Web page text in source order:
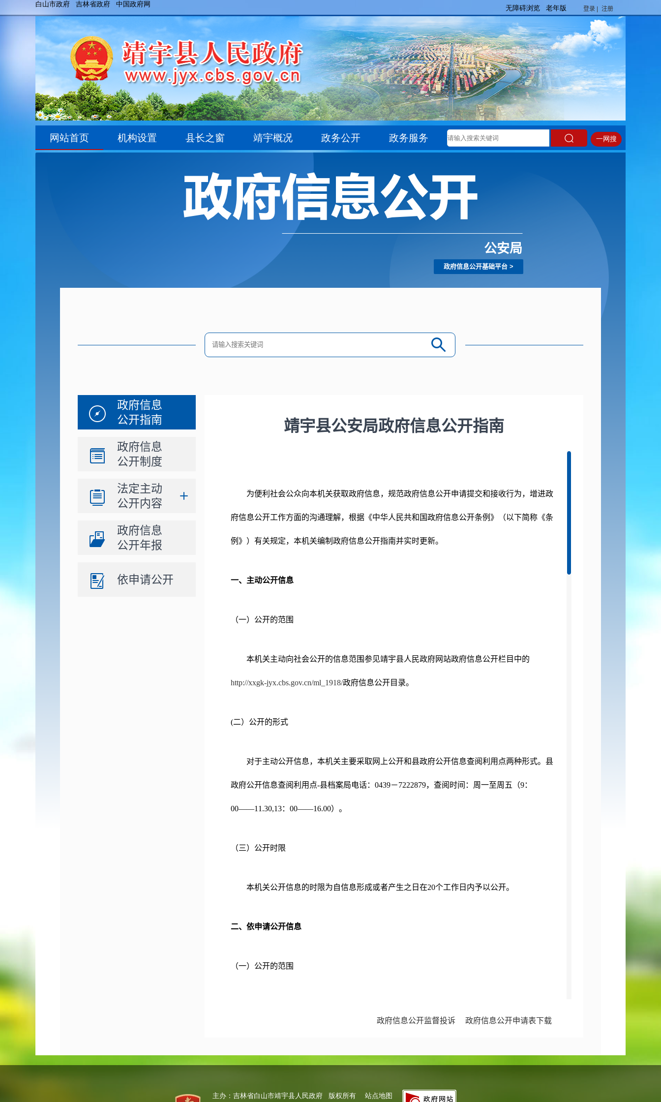
登录 | 注册
公安局
政府信息公开基础平台 >
政府信息
公开指南
政府信息
公开制度
法定主动
公开内容
政府信息
公开年报
依申请公开
靖宇县公安局政府信息公开指南
为便利社会公众向本机关获取政府信息，规范政府信息公开申请提交和接收行为，增进政
府信息公开工作方面的沟通理解，根据《中华人民共和国政府信息公开条例》（以下简称《条
例》）有关规定，本机关编制政府信息公开指南并实时更新。
一、主动公开信息
（一）公开的范围
本机关主动向社会公开的信息范围参见靖宇县人民政府网站政府信息公开栏目中的
http://xxgk-jyx.cbs.gov.cn/ml_1918/政府信息公开目录。
(二）公开的形式
对于主动公开信息，本机关主要采取网上公开和县政府公开信息查阅利用点两种形式。县
政府公开信息查阅利用点-县档案局电话：0439－7222879，查阅时间：周一至周五（9：
00――11.30,13：00――16.00）。
（三）公开时限
本机关公开信息的时限为自信息形成或者产生之日在20个工作日内予以公开。
二、依申请公开信息
（一）公开的范围
政府信息公开监督投诉 政府信息公开申请表下载